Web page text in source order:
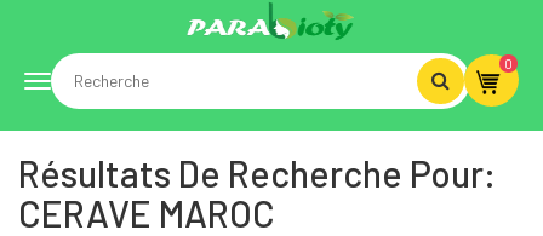
Toggle
navigation
0
Résultats De Recherche Pour:
CERAVE MAROC